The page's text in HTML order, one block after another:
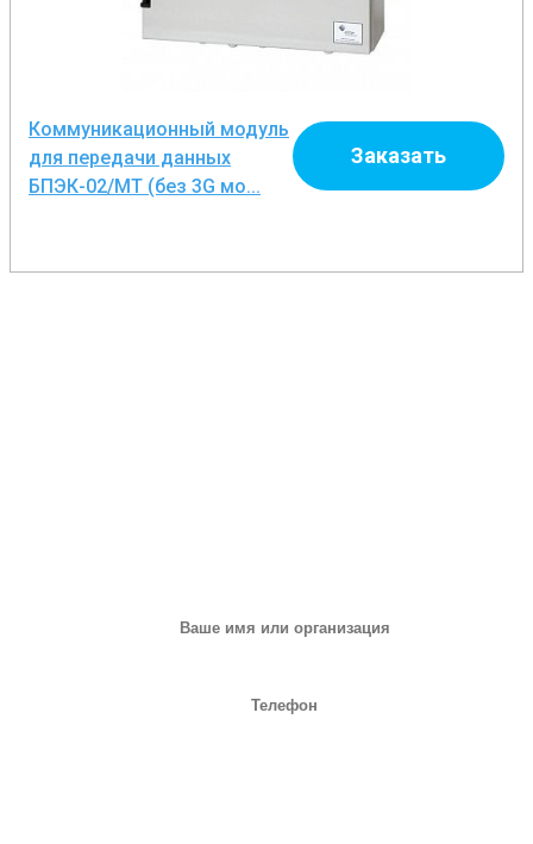
Коммуникационный модуль
для передачи данных
БПЭК-02/МТ (без 3G мо...
Заказать